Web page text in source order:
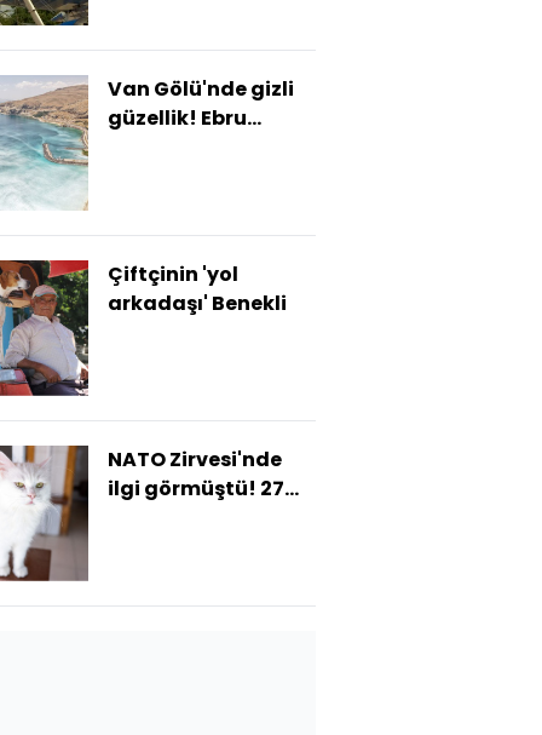
Van Gölü'nde gizli
güzellik! Ebru
Çiftçinin 'yol
arkadaşı' Benekli
NATO Zirvesi'nde
ilgi görmüştü! 27